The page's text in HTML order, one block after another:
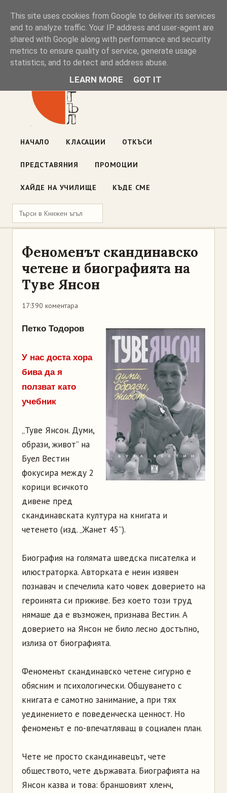
Книжен ъгъл
Блог на книжарницата — класации, откъси, нови книги
ул. „Оборище" 117, София· пон–пет 10:00–19:00 ·
НАЧАЛО КЛАСАЦИИ ОТКЪСИ
ПРЕДСТАВЯНИЯ ПРОМОЦИИ
ХАЙДЕ НА УЧИЛИЩЕ КЪДЕ СМЕ
Феноменът скандинавско
четене и биографията на
Туве Янсон
17:390 коментара
Петко Тодоров
У нас доста хора
бива да я
ползват като
учебник
„Туве Янсон. Думи,
образи, живот” на
Буел Вестин
фокусира между 2
корици всичкото
дивене пред
скандинавската култура на книгата и
четенето (изд. „Жанет 45”).
Биография на голямата шведска писателка и
илюстраторка. Авторката е неин изявен
познавач и спечелила като човек доверието на
героинята си приживе. Без което този труд
нямаше да е възможен, признава Вестин. А
доверието на Янсон не било лесно достъпно,
излиза от биографията.
Феноменът скандинавско четене сигурно е
обясним и психологически. Общуването с
книгата е самотно занимание, а при тях
уединението е поведенческа ценност. Но
феноменът е по-впечатляващ в социален план.
Чете не просто скандинавецът, чете
обществото, чете държавата. Биографията на
Янсон казва и това: браншовият хленч,
This site uses cookies from Google to deliver its services
and to analyze traffic. Your IP address and user-agent are
shared with Google along with performance and security
metrics to ensure quality of service, generate usage
statistics, and to detect and address abuse.
LEARN MORE GOT IT